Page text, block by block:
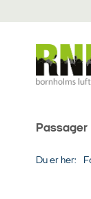
Passager
Du er her: